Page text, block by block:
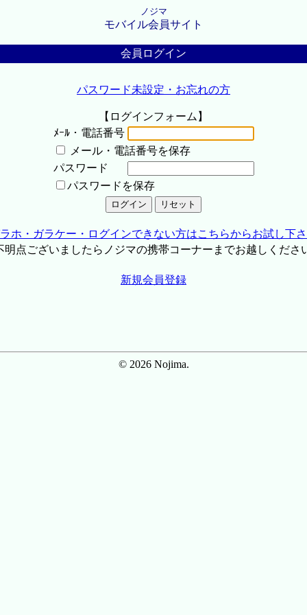
ノジマ
モバイル会員サイト
会員ログイン
パスワード未設定・お忘れの方
【ログインフォーム】
ﾒｰﾙ・電話番号
メール・電話番号を保存
パスワード
パスワードを保存
ホ・ガラケー・ログインできない方はこちらからお試し下
点ございましたらノジマの携帯コーナーまでお越しくださ
新規会員登録
© 2026 Nojima.